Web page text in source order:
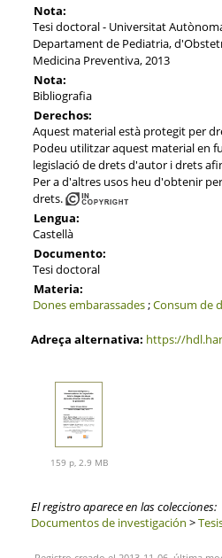
Nota:
Tesi doctoral - Universitat
Departament de Pediatria,
Medicina Preventiva, 2013
Nota:
Bibliografia
Derechos:
Aquest material està protegit per
Podeu utilitzar aquest material en
legislació de drets d'autor i drets
Per a d'altres usos heu d'obtenir
drets.
Lengua:
Castellà
Documento:
Tesi doctoral
Materia:
Dones embarassades;Consum de
Adreça alternativa: https://
159 p, 2.9 MB
El registro aparece en las colecciones:
Documentos de investigación >